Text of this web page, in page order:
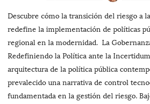
Descubre cómo la transición del riesgo a
redefine la implementación de políticas
regional en la modernidad. La
Redefiniendo la Política ante la
arquitectura de la política pública
prevalecido una narrativa de control
fundamentada en la gestión del riesgo.